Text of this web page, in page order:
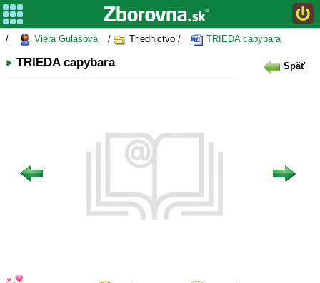
/ Viera Gulašová / Triednictvo / TRIEDA capybara
TRIEDA capybara Späť